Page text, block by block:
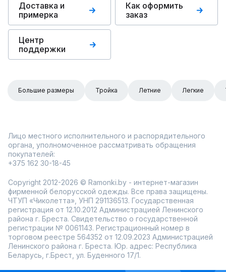
Доставка и
примерка
Как оформить
заказ
Центр
поддержки
Большие размеры Тройка Летние Легкие
Лицо местного исполнительного и распорядительного
органа, уполномоченное рассматривать обращения
покупателей:
+375 162 30-18-45
Copyright 2012-2026 © Ramonki.by - интернет-магазин
фирменной белорусской одежды. Все права защищены.
ЧТУП «Чиколетта», УНП 291136513. Государственная
регистрация от 12.10.2012 Администрацией Ленинского
района г. Бреста. Свидетельство о государственной
регистрации № 0061143. Регистрационный номер в
торговом реестре 564352 от 12.09.2023 Администрацией
Ленинского района г. Бреста. Юр. адрес: Республика
Беларусь, г.Брест, ул. Буденного 17/1.